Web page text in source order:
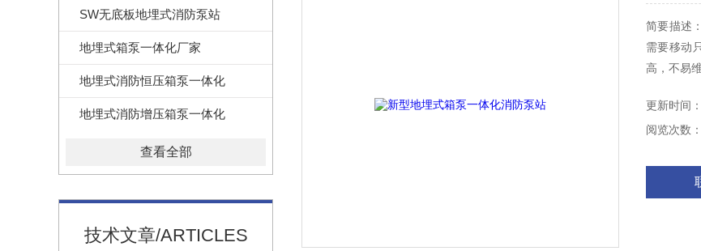
SW无底板地埋式消防泵站
地埋式箱泵一体化厂家
地埋式消防恒压箱泵一体化
地埋式消防增压箱泵一体化
查看全部
技术文章/ARTICLES
简要描述
需要移动
高，不易
更新时间
阅览次数